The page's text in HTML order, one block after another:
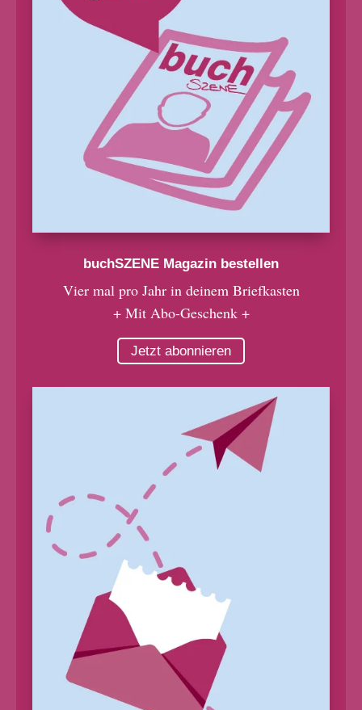
buchSZENE Magazin bestellen
Vier mal pro Jahr in deinem Briefkasten
+ Mit Abo-Geschenk +
Jetzt abonnieren